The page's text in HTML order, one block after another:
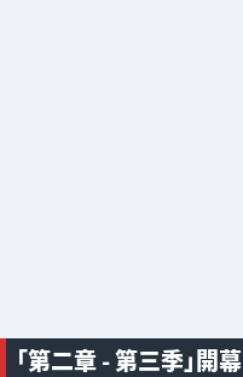
「第二章 - 第三季」開幕